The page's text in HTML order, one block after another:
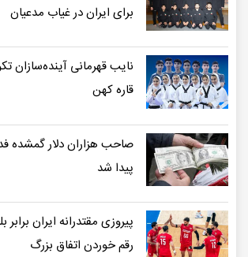
برای ایران در غیاب مدعیان
نایب قهرمانی آینده‌سازان
قاره کهن
صاحب هزاران دلار گمشده
پیدا شد
پیروزی مقتدرانه ایران برابر
رقم خوردن اتفاق بزرگ